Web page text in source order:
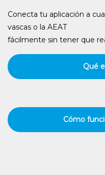
Conecta tu aplicación a
vascas o la AEAT
fácilmente sin tener que
Qué
Cómo